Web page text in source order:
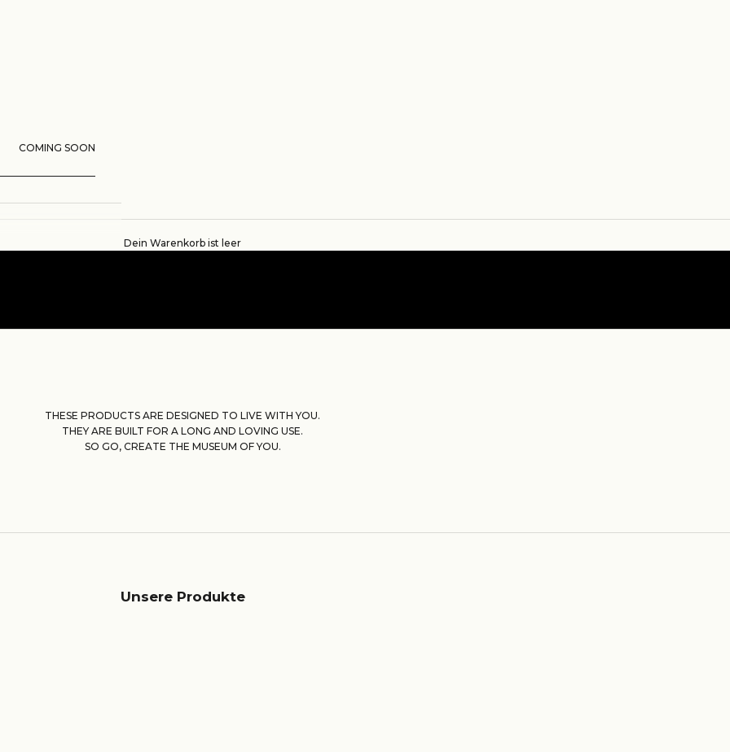
COMING SOON
Dein Warenkorb ist leer
THESE PRODUCTS ARE DESIGNED TO LIVE WITH YOU.
THEY ARE BUILT FOR A LONG AND LOVING USE.
SO GO, CREATE THE MUSEUM OF YOU.
Unsere Produkte